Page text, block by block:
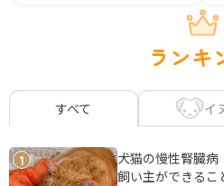
ランキ
すべて イ
1
犬猫の慢性腎臓
飼い主ができるこ